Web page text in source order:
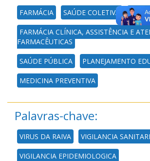
FARMÁCIA SAÚDE COLETIVA
FARMÁCIA CLÍNICA, ASSISTÊNCIA E
FARMACÊUTICAS
SAÚDE PÚBLICA PLANEJAMENTO
MEDICINA PREVENTIVA
Palavras-chave:
VIRUS DA RAIVA VIGILANCIA
VIGILANCIA EPIDEMIOLOGICA